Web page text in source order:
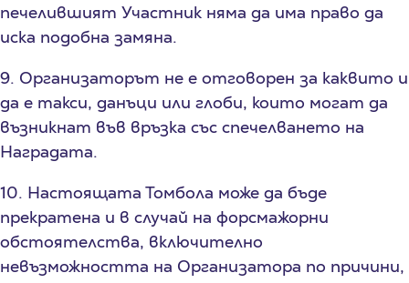
печелившият Участник няма да има право да
иска подобна замяна.
9. Организаторът не е отговорен за каквито и
да е такси, данъци или глоби, които могат да
възникнат във връзка със спечелването на
Наградата.
10. Настоящата Томбола може да бъде
прекратена и в случай на форсмажорни
обстоятелства, включително
невъзможността на Организатора по причини,